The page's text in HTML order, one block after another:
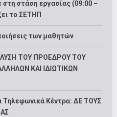
στη στάση εργασίας (09:00 –
το ΣΕΤΗΠ
των μαθητών
ΤΟΥ ΠΡΟΕΔΡΟΥ ΤΟΥ
ΚΑΙ ΙΔΙΩΤΙΚΩΝ
Τηλεφωνικά Κέντρα: ΔΕ ΤΟΥΣ